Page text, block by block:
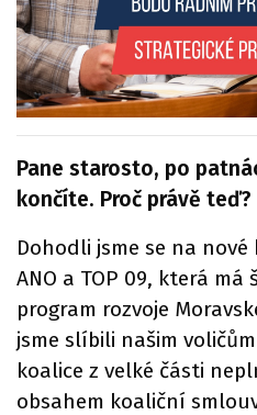
Pane starosto, po
končíte. Proč právě teď?
Dohodli jsme se na nové
ANO a TOP 09, která
program rozvoje
jsme slíbili našim
koalice z velké části
obsahem koaliční